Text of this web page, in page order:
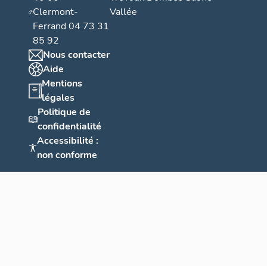
Clermont-
Ferrand 04 73 31
85 92
Nous contacter
Aide
Mentions
légales
Politique de
confidentialité
Accessibilité :
non conforme
Vallée